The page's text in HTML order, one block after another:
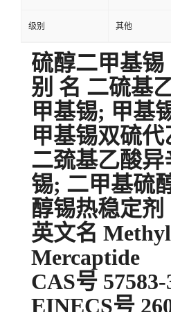
别名 甲硫醇錫
包装 25kg塑料桶
级别 其他
硫醇二甲基锡
别 名 二硫基
甲基锡; 甲基
甲基锡双硫代
二巯基乙酸异
锡; 二甲基硫
醇锡热稳定剂
英文名